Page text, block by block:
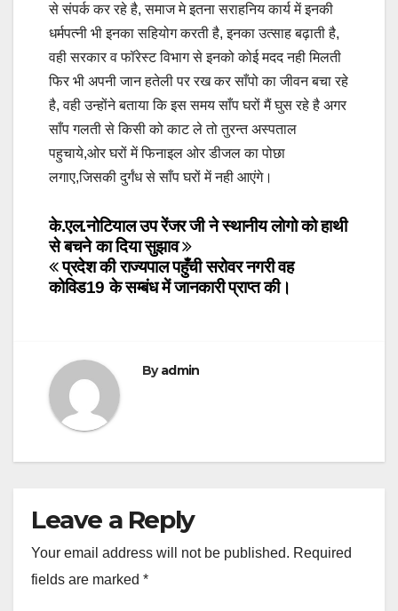
से संपर्क कर रहे है, समाज मे इतना सराहनिय कार्य में इनकी
धर्मपत्नी भी इनका सहियोग करती है, इनका उत्साह बढ़ाती है,
वही सरकार व फॉरेस्ट विभाग से इनको कोई मदद नही मिलती
फिर भी अपनी जान हतेली पर रख कर साँपो का जीवन बचा रहे
है, वही उन्होंने बताया कि इस समय साँप घरों मैं घुस रहे है अगर
साँप गलती से किसी को काट ले तो तुरन्त अस्पताल
पहुचाये,ओर घरों में फिनाइल ओर डीजल का पोछा
लगाए,जिसकी दुर्गंध से साँप घरों में नही आएंगे।
Post
navigation
के.एल.नोटियाल उप रेंजर जी ने स्थानीय लोगो को हाथी
से बचने का दिया सुझाव
प्रदेश की राज्यपाल पहुँची सरोवर नगरी वह
कोविड19 के सम्बंध में जानकारी प्राप्त की।
Byadmin
Leave a Reply
Your email address will not be published. Required
fields are marked *